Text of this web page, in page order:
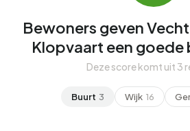
Bewoners geven
Klopvaart een
Deze score komt uit 3
Buurt 3 Wijk 16